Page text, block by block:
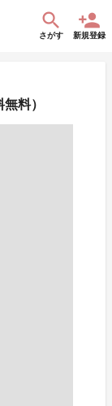
さがす 新規登録
料）